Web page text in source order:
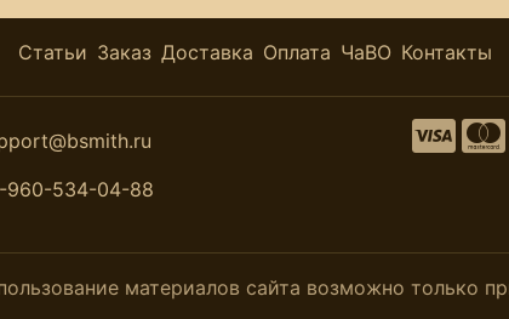
Статьи Заказ Доставка Оплата ЧаВО Контакты
960-534-04-88
материалов сайта возможно только